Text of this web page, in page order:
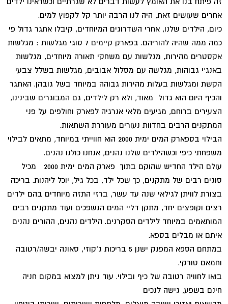
אחרים שעושים זאת, היה לנו הרבה יותר קל לקפוץ למים.
כיום, הילדים שלנו, אחרי השדרוגים המיוחדים, קיבלו אתגר גדול פי
כמה ממה שהיה להוריהם. בפארק קיימים 7 סוגי מגלשות : מגלשות
אקסטרים מהירות, מגלשות עם משחקי תאורה מיוחדים, מגלשות
באנג'י גבוהות, מגלשה עם מסלול אבובים, מגלשות בשלל צבעי
הקשת ומגלשות בעלות מהירות גבוהה במיוחד בשל גובהן. האתגר
והכיף היום הוא גדול מאוד, ולא רק לילדים, גם המבוגרים שבינינו,
הצעירים ברוחם, מגיעים מלאי אנרגיה לפארק וחולפים על פני
המתקנים הרבים בחדוות נעורים מעוררת השתאות.
הבילוי בספארק המים ימית 2000 הוא חווייתי במיוחד, מתאים לבילוי
משפחתי כיפי וכשהילדים שלנו נהנים, אנחנו כולנו נהנים.
עולם הילד החדיש שהוקם בתוך פארק המים ימית 2000 מכיל
סוגים רבים של מתקנים, כך שכל ילד, בכל גיל, יוכל ליהנות. בריכה
בצורת לוויתן לגילאי שנה עד עשר, ברזי התזה מיוחדים בהם ילדים
רצים וקופצים יחד, מתקן דליי המים הנשפכים ועוד מתקנים רבים
המותאמים במיוחד לילדים הסקרנים. הילדים נהנים, ההורים נהנים
איתם או מבלים בספא.
במתחם הספא המפנק ישנן 5 בריכות ג'קוזי, סאונה יבשה/רטובה
וחמאם טורקי.
בואו לחוויה רטובה של כיף ובילוי. עוד ניתן למצוא במקום חניה
חינם בשפע, גישה לנכים